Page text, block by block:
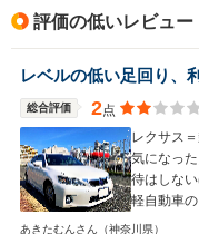
評価の低いレビュー
レベルの低い足回り、
総合評価 2点
レクサス
気になっ
待はしな
軽自動車
いいので
あきたむんさん （神奈川県）